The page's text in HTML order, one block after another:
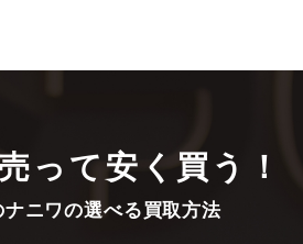
って安く買う！
ナニワの選べる買取方法